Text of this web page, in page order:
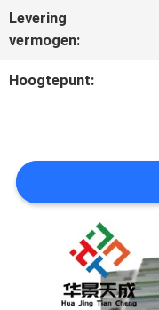
NIEUWS
GEVALLEN
SITEMAP
PRIVACY
POLICY
Levering
vermogen:
Hoogtepunt: